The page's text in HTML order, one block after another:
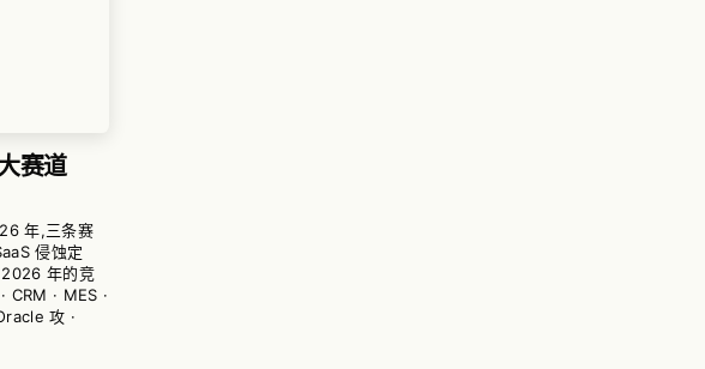
赛道
年,三条赛
侵蚀定
年的竞
CRM · MES ·
攻 ·